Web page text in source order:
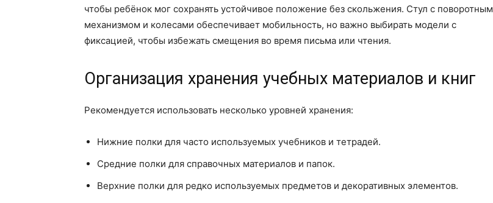
чтобы ребёнок мог сохранять устойчивое положение без скольжения. Стул с поворотным
механизмом и колесами обеспечивает мобильность, но важно выбирать модели с
фиксацией, чтобы избежать смещения во время письма или чтения.
Организация хранения учебных материалов и книг
Рекомендуется использовать несколько уровней хранения:
Нижние полки для часто используемых учебников и тетрадей.
Средние полки для справочных материалов и папок.
Верхние полки для редко используемых предметов и декоративных элементов.